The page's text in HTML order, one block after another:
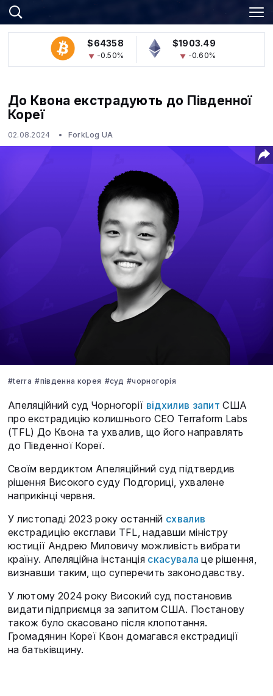
$64358
-0.50%
$1903.49
-0.60%
До Квона екстрадують до Південної
Кореї
02.08.2024 ForkLog UA
#terra #південна корея #суд #чорногорія
Апеляційний суд Чорногорії відхилив запит США
про екстрадицію колишнього CEO Terraform Labs
(TFL) До Квона та ухвалив, що його направлять
до Південної Кореї.
Своїм вердиктом Апеляційний суд підтвердив
рішення Високого суду Подгориці, ухвалене
наприкінці червня.
У листопаді 2023 року останній схвалив
екстрадицію ексглави TFL, надавши міністру
юстиції Андрею Миловичу можливість вибрати
країну. Апеляційна інстанція скасувала це рішення,
визнавши таким, що суперечить законодавству.
У лютому 2024 року Високий суд постановив
видати підприємця за запитом США. Постанову
також було скасовано після клопотання.
Громадянин Кореї Квон домагався екстрадиції
на батьківщину.